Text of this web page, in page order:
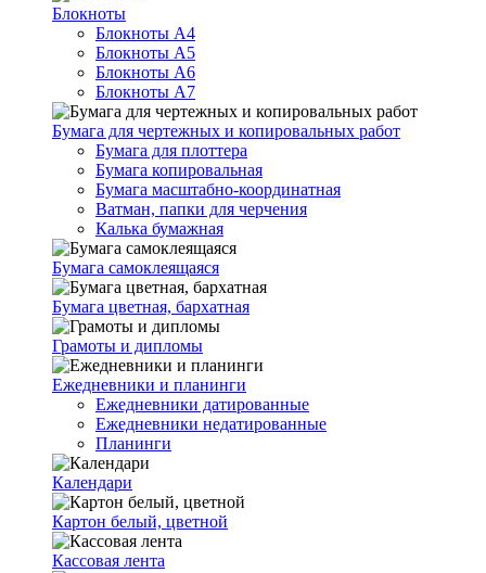
Блокноты
Блокноты А4
Блокноты А5
Блокноты А6
Блокноты А7
Бумага для чертежных и копировальных работ
Бумага для плоттера
Бумага копировальная
Бумага масштабно-координатная
Ватман, папки для черчения
Калька бумажная
Бумага самоклеящаяся
Бумага цветная, бархатная
Грамоты и дипломы
Ежедневники и планинги
Ежедневники датированные
Ежедневники недатированные
Планинги
Календари
Картон белый, цветной
Кассовая лента